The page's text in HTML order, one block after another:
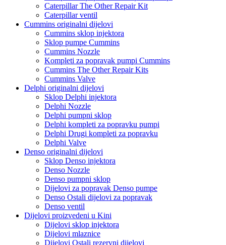
Caterpillar The Other Repair Kit
Caterpillar ventil
Cummins originalni dijelovi
Cummins sklop injektora
Sklop pumpe Cummins
Cummins Nozzle
Kompleti za popravak pumpi Cummins
Cummins The Other Repair Kits
Cummins Valve
Delphi originalni dijelovi
Sklop Delphi injektora
Delphi Nozzle
Delphi pumpni sklop
Delphi kompleti za popravku pumpi
Delphi Drugi kompleti za popravku
Delphi Valve
Denso originalni dijelovi
Sklop Denso injektora
Denso Nozzle
Denso pumpni sklop
Dijelovi za popravak Denso pumpe
Denso Ostali dijelovi za popravak
Denso ventil
Dijelovi proizvedeni u Kini
Dijelovi sklop injektora
Dijelovi mlaznice
Dijelovi Ostali rezervni dijelovi